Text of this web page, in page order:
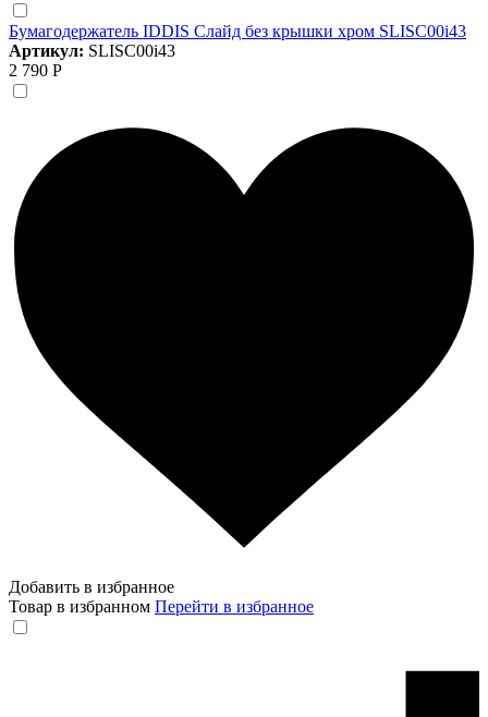
Бумагодержатель IDDIS Слайд без крышки хром SLISC00i43
Артикул: SLISC00i43
2 790 Р
Добавить в избранное
Товар в избранном Перейти в избранное